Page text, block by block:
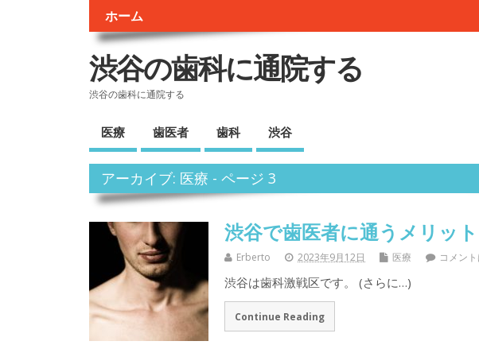
ホーム
渋谷の歯科に通院する
渋谷の歯科に通院する
医療 歯医者 歯科 渋谷
アーカイブ: 医療 - ページ 3
渋谷で歯医者に通うメリット
Erberto 2023年9月12日 医療 コメン
渋谷は歯科激戦区です。 (さらに…)
Continue Reading